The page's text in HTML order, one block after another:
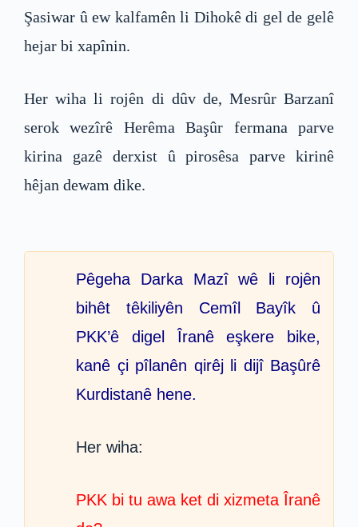
Şasiwar û ew kalfamên li Dihokê di gel de gelê
hejar bi xapînin.
Her wiha li rojên di dûv de, Mesrûr Barzanî
serok wezîrê Herêma Başûr fermana parve
kirina gazê derxist û pirosêsa parve kirinê
hêjan dewam dike.
Pêgeha Darka Mazî wê li rojên
bihêt têkiliyên Cemîl Bayîk û
PKK’ê digel Îranê eşkere bike,
kanê çi pîlanên qirêj li dijî Başûrê
Kurdistanê hene.
Her wiha:
PKK bi tu awa ket di xizmeta Îranê